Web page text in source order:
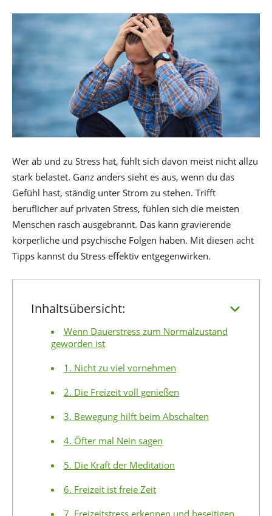
Wer ab und zu Stress hat, fühlt sich davon meist nicht allzu
stark belastet. Ganz anders sieht es aus, wenn du das
Gefühl hast, ständig unter Strom zu stehen. Trifft
beruflicher auf privaten Stress, fühlen sich die meisten
Menschen rasch ausgebrannt. Das kann gravierende
körperliche und psychische Folgen haben. Mit diesen acht
Tipps kannst du Stress effektiv entgegenwirken.
Inhaltsübersicht:
Wenn Dauerstress zum Normalzustand
geworden ist
1. Nicht zu viel vornehmen
2. Die Freizeit voll genießen
3. Bewegung hilft beim Abschalten
4. Öfter mal Nein sagen
5. Die Kraft der Meditation
6. Freizeit ist freie Zeit